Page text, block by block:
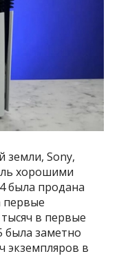
земли, Sony,
хорошими
была продана
первые
в первые
была заметно
экземпляров в